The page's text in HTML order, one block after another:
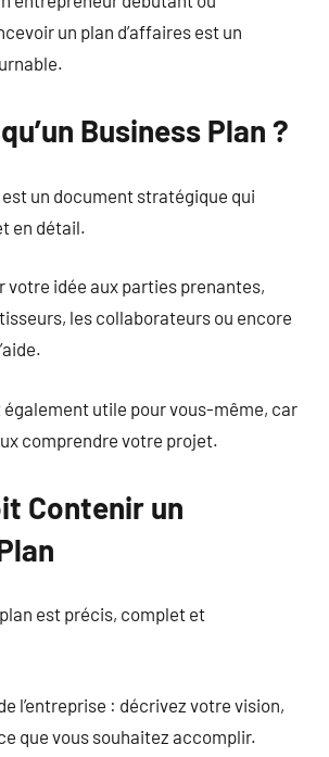
un plan d’affaires est un
Business Plan ?
un document stratégique qui
en détail.
votre idée aux parties prenantes,
les collaborateurs ou encore
également utile pour vous-même, car
comprendre votre projet.
Contenir un
est précis, complet et
l’entreprise : décrivez votre vision,
que vous souhaitez accomplir.